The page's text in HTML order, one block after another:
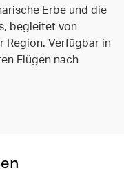
Erbe und die
begleitet von
Region. Verfügbar in
Flügen nach